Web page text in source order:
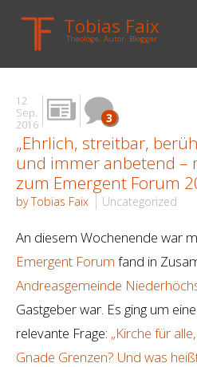
Tobias Faix
Theologe, Autor, Blogger
HOME
BLOG
BIOGRAPHIE
BÜCHER
UNTERWEGS
MEDIEN
KONTAKT
LINKS
12
Sep.
2016
3
„Ehrlich, streitbar,
und immer anbetend –
zum Emergent Forum
by Tobias Faix Uncategorized
An diesem Wochenende war
Emergent Forum fand in
Andreasgemeinde
Gastgeber war. Es ging um
relevante Frage: „Kirche für
Gnade Grenzen? Und was